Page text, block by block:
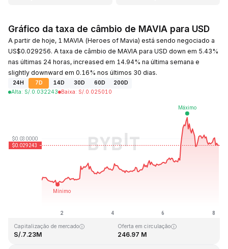
Gráfico da taxa de câmbio de MAVIA para USD
A partir de hoje, 1 MAVIA (Heroes of Mavia) está sendo negociado a
US$0.029256. A taxa de câmbio de MAVIA para USD down em 5.43%
nas últimas 24 horas, increased em 14.94% na última semana e
slightly downward em 0.16% nos últimos 30 dias.
24H 7D 14D 30D 60D
200D
Alta: S/. 0.032243 Baixa: S/. 0.025010
Última atualização: 2026-08-08, 04:24 GMT+0
Capitalização de mercado
S/.7.23M
Oferta em circulação
246.97 M